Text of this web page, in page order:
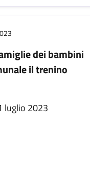
dei bambini
il trenino
luglio 2023